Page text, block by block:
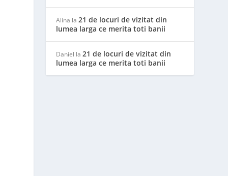
Alina la21 de locuri de vizitat din
lumea larga ce merita toti banii
Daniel la21 de locuri de vizitat din
lumea larga ce merita toti banii